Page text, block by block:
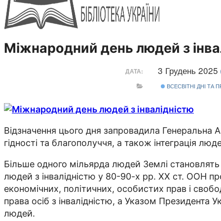
Міжнародний день людей з
ДАТА: 3 Грудень 2025
ВСЕСВІТНІ ДНІ ТА
Відзначення цього дня запровадила Генеральна
гідності та благополуччя, а також інтеграція
Більше одного мільярда людей Землі
людей з інвалідністю у 80-90-х рр. ХХ ст. ООН
економічних, політичних, особистих прав і
права осіб з інвалідністю, а Указом Президента
людей.